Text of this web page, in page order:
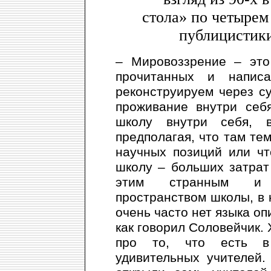
стола» по
– Мировоззрение –
прочитанных и
реконструируем через
проживание внутри
школу внутри себя,
предполагая, что там
научных позиций или
школу – больших
этим странным и
пространством школы, в
очень часто нет языка
как говорил
про то, что есть в
удивительных